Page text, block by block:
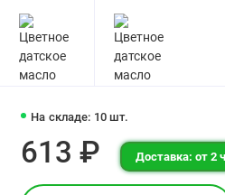
На складе: 10 шт.
613 ₽ Доставка: от 2